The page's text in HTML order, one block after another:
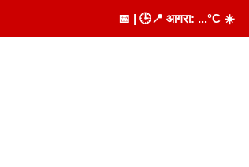
📅 | 🕒📍 आगरा: ...°C ☀️